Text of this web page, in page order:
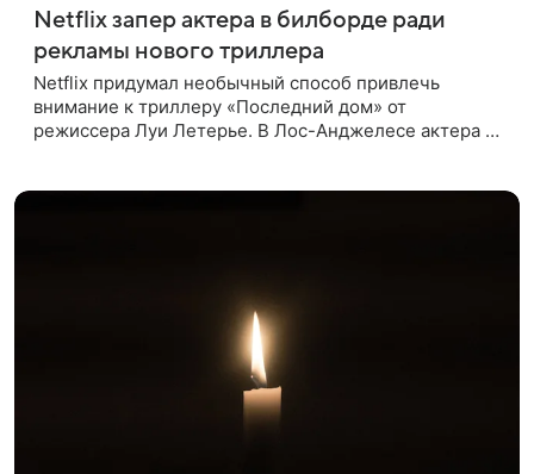
Netflix запер актера в билборде ради
рекламы нового триллера
Netflix придумал необычный способ привлечь
внимание к триллеру «Последний дом» от
режиссера Луи Летерье. В Лос-Анджелесе актера на